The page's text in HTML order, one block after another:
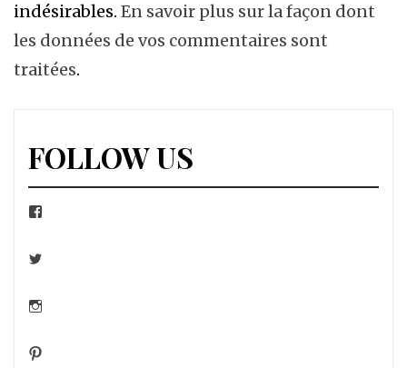
indésirables. En savoir plus sur la façon dont
les données de vos commentaires sont
traitées.
FOLLOW US
Facebook
Twitter
Instagram
Pinterest